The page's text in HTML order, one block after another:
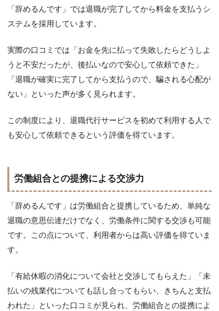
「辞めるんです」では退職が完了してから料金を支払うシ
ステムを採用しています。
実際の口コミでは「お金を先に払って失敗したらどうしよ
うと不安だったが、後払いなので安心して依頼できた」
「退職が確実に完了してから支払うので、騙される心配が
ない」といった声が多く見られます。
この制度により、退職代行サービスを初めて利用する人で
も安心して依頼できるという評価を得ています。
労働組合との提携による交渉力
「辞めるんです」は労働組合と提携しているため、単純な
退職の意思伝達だけでなく、労働条件に関する交渉も可能
です。この点について、利用者からは高い評価を得ていま
す。
「有給休暇の消化について会社と交渉してもらえた」「未
払いの残業代についても話し合ってもらい、きちんと支払
われた」といった口コミが見られ、労働組合との提携によ